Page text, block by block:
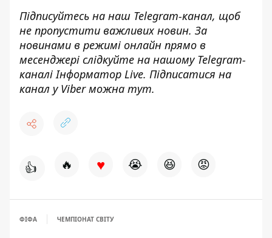
Підписуйтесь на наш Telegram-канал, щоб
не пропустити важливих новин. За
новинами в режимі онлайн прямо в
месенджері слідкуйте на нашому Telegram-
каналіІнформатор Live. Підписатися на
канал у Viber можна тут.
👍 🔥 ♥ 😭 😆 😡
ФІФА ЧЕМПІОНАТ СВІТУ